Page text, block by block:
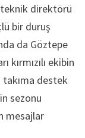
teknik direktörü
bir duruş
da Göztepe
kırmızılı ekibin
takıma destek
sezonu
mesajlar